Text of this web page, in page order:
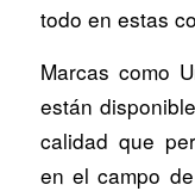
todo en estas
Marcas como
están
calidad que
en el campo